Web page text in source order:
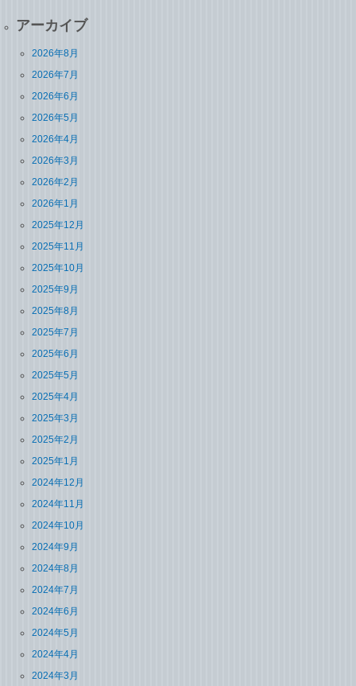
アーカイブ
2026年8月
2026年7月
2026年6月
2026年5月
2026年4月
2026年3月
2026年2月
2026年1月
2025年12月
2025年11月
2025年10月
2025年9月
2025年8月
2025年7月
2025年6月
2025年5月
2025年4月
2025年3月
2025年2月
2025年1月
2024年12月
2024年11月
2024年10月
2024年9月
2024年8月
2024年7月
2024年6月
2024年5月
2024年4月
2024年3月